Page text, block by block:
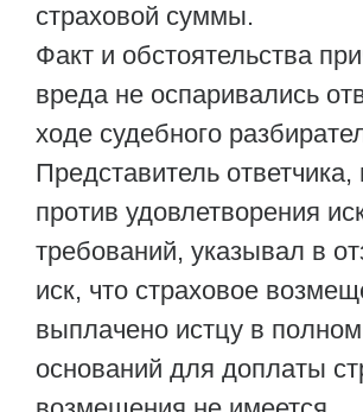
страховой суммы.
Факт и обстоятельства
вреда не оспаривались
ходе судебного
Представитель
против удовлетворения
требований, указывал в
иск, что страховое
выплачено истцу в
оснований для доплаты